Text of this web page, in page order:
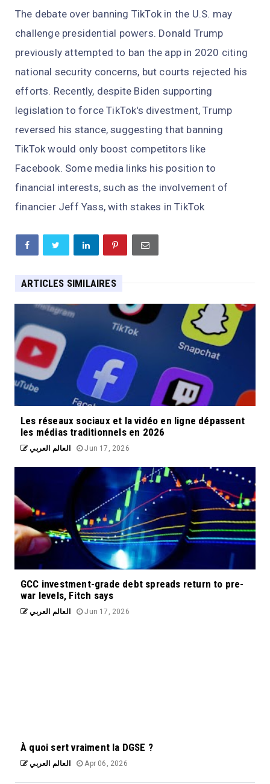
The debate over banning TikTok in the U.S. may
challenge presidential powers. Donald Trump
previously attempted to ban the app in 2020 citing
national security concerns, but courts rejected his
efforts. Recently, despite Biden supporting
legislation to force TikTok's divestment, Trump
reversed his stance, suggesting that banning
TikTok would only boost competitors like
Facebook. Some media links his position to
financial interests, such as the involvement of
financier Jeff Yass, with stakes in TikTok
ARTICLES SIMILAIRES
Les réseaux sociaux et la vidéo en ligne dépassent
les médias traditionnels en 2026
العالم العربي Jun 17, 2026
GCC investment-grade debt spreads return to pre-
war levels, Fitch says
العالم العربي Jun 17, 2026
À quoi sert vraiment la DGSE ?
العالم العربي Apr 06, 2026